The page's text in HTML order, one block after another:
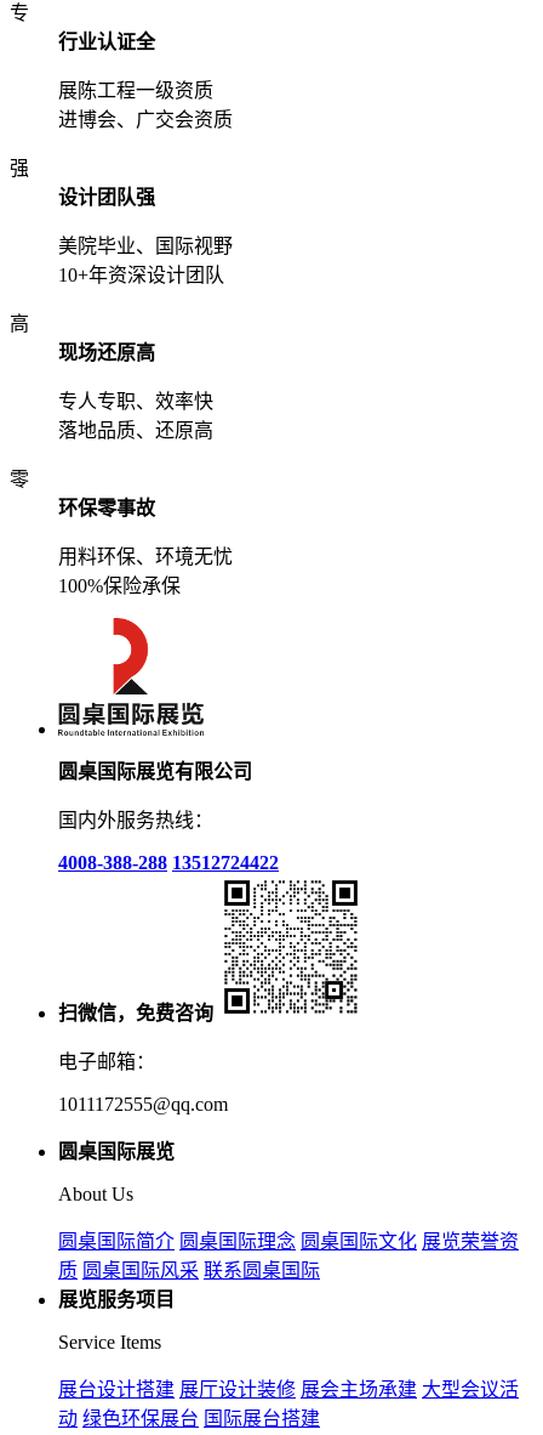
专
行业认证全
展陈工程一级资质
进博会、广交会资质
强
设计团队强
美院毕业、国际视野
10+年资深设计团队
高
现场还原高
专人专职、效率快
落地品质、还原高
零
环保零事故
用料环保、环境无忧
100%保险承保
圆桌国际展览有限公司
国内外服务热线：
4008-388-288 13512724422
扫微信，免费咨询
电子邮箱：
1011172555@qq.com
圆桌国际展览
About Us
圆桌国际简介 圆桌国际理念 圆桌国际文化 展览荣誉资
质 圆桌国际风采 联系圆桌国际
展览服务项目
Service Items
展台设计搭建 展厅设计装修 展会主场承建 大型会议活
动 绿色环保展台 国际展台搭建